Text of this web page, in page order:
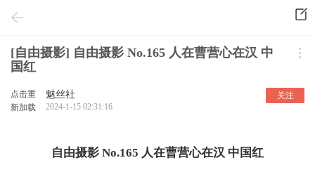
[自由摄影] 自由摄影 No.165 人在曹营心在汉 中
国红
点击重
新加载
魅丝社
2024-1-15 02:31:16
关注
自由摄影 No.165 人在曹营心在汉 中国红